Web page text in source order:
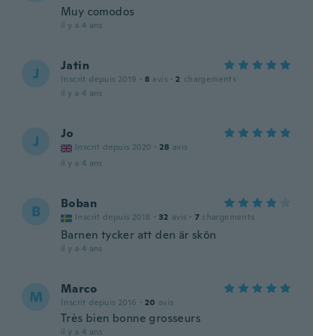
Muy comodos
il y a 4 ans
J Jatin
Inscrit depuis 2019 · 8 avis · 2 chargements
il y a 4 ans
J Jo
Inscrit depuis 2020 · 28 avis
il y a 4 ans
B Boban
Inscrit depuis 2018 · 32 avis · 7 chargements
Barnen tycker att den är skön
il y a 4 ans
M Marco
Inscrit depuis 2016 · 20 avis
Très bien bonne grosseurs
il y a 4 ans